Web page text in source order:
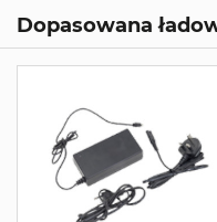
Dopasowana